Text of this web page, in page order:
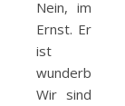
Nein, im
Ernst. Er
ist
wunderbar!
Wir sind